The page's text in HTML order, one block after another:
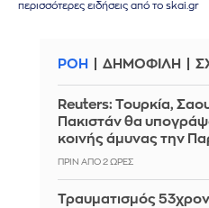
περισσότερες ειδήσεις από το skai.gr
ΡΟΗ ΔΗΜΟΦΙΛΗ
Reuters: Τουρκία,
Πακιστάν θα
κοινής άμυνας την
ΠΡΙΝ ΑΠΌ 2 ΏΡΕΣ
Τραυματισμός